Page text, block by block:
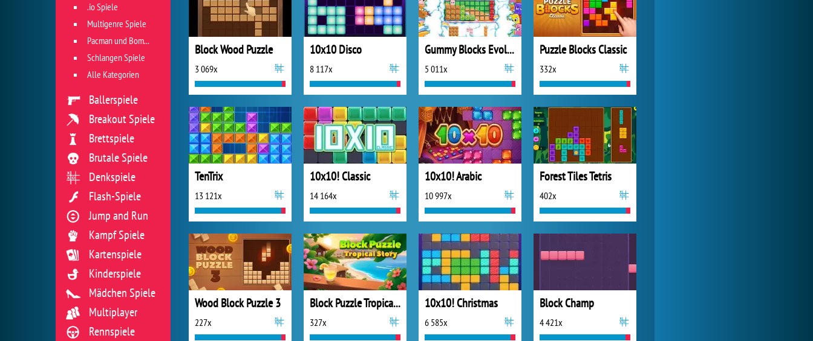
Block Wood Puzzle
3 069x
10x10 Disco
8 117x
Gummy Blocks Evolution
5 011x
Puzzle Blocks Classic
332x
TenTrix
13 121x
10x10! Classic
14 164x
10x10! Arabic
10 997x
Forest Tiles Tetris
402x
Wood Block Puzzle 3
227x
Block Puzzle Tropical Story
327x
10x10! Christmas
6 585x
Block Champ
4 421x
.io Spiele
Multigenre Spiele
Pacman und Bomberman
Schlangen Spiele
Alle Kategorien
Ballerspiele
Breakout Spiele
Brettspiele
Brutale Spiele
Denkspiele
Flash-Spiele
Jump and Run
Kampf Spiele
Kartenspiele
Kinderspiele
Mädchen Spiele
Multiplayer
Rennspiele
World of Tanks